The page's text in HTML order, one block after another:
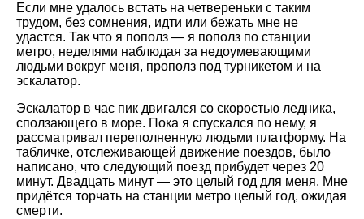
Если мне удалось встать на четвереньки с таким
трудом, без сомнения, идти или бежать мне не
удастся. Так что я пополз — я пополз по станции
метро, неделями наблюдая за недоумевающими
людьми вокруг меня, прополз под турникетом и на
эскалатор.
Эскалатор в час пик двигался со скоростью ледника,
сползающего в море. Пока я спускался по нему, я
рассматривал переполненную людьми платформу. На
табличке, отслеживающей движение поездов, было
написано, что следующий поезд прибудет через 20
минут. Двадцать минут — это целый год для меня. Мне
придётся торчать на станции метро целый год, ожидая
смерти.